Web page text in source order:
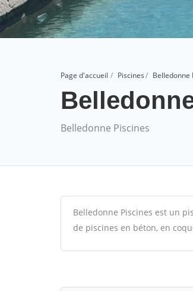
Page d'accueil Piscines Belledonne
Belledonne Piscines
Belledonne Piscines est un
de piscines en béton, en